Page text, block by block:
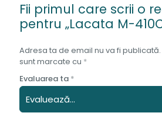
Fii primul care scrii o
pentru „Lacata M-
Adresa ta de email nu va fi publicată.
sunt marcate cu *
Evaluarea ta *